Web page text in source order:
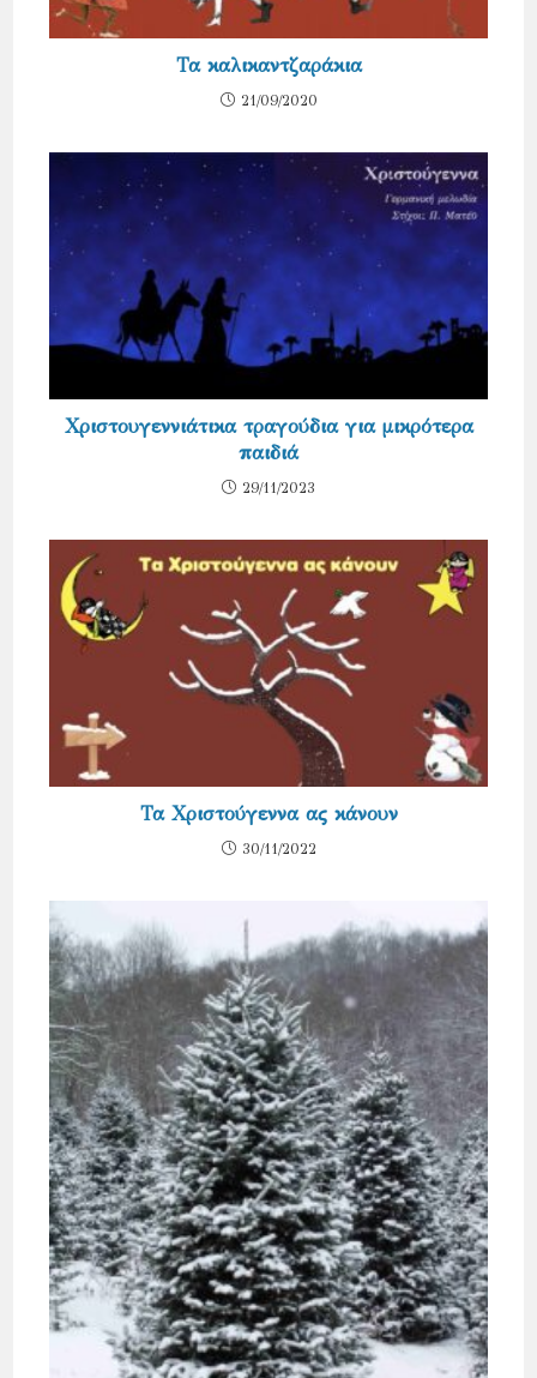
Τα καλικαντζαράκια
21/09/2020
Χριστουγεννιάτικα τραγούδια για μικρότερα
παιδιά
29/11/2023
Τα Χριστούγεννα ας κάνουν
30/11/2022